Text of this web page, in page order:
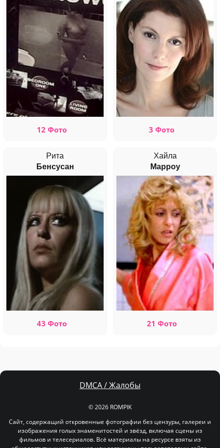
12 Фото 3 Фото
Рита
Бенсусан
43 Фото
Хайла
Марроу
21 Фото
DMCA / Жалобы
© 2026 ROMPIK
Сайт, содержащий откровенные фотографии без цензуры, галереи и
изображения голых знаменитостей и звёзд, включая сцены из
фильмов и телесериалов. Всё материалы на ресурсе взяты из